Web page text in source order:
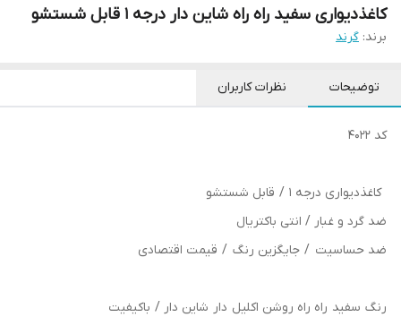
کاغذدیواری سفید راه راه شاین دار درجه 1 قابل شستشو
برند: گرند
توضیحات نظرات کاربران
کد 4022
کاغذدیواری درجه 1 / قابل شستشو
ضد گرد و غبار / انتی باکتریال
ضد حساسیت / جایگزین رنگ / قیمت اقتصادی
رنگ سفید راه راه روشن اکلیل دار شاین دار / باکیفیت